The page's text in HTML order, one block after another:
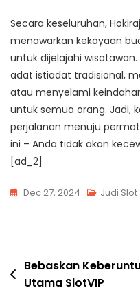
Secara keseluruhan,
menawarkan kekayaan
untuk dijelajahi
adat istiadat tradisional,
atau menyelami
untuk semua orang. Jadi,
perjalanan menuju
ini – Anda tidak akan
[ad_2]
Dec 27, 2024 Judi Slot
Post
navigation
Bebaskan
Utama SlotVIP